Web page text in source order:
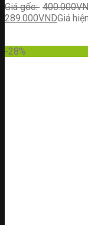
400.000
289.000VNDGiá
-28%